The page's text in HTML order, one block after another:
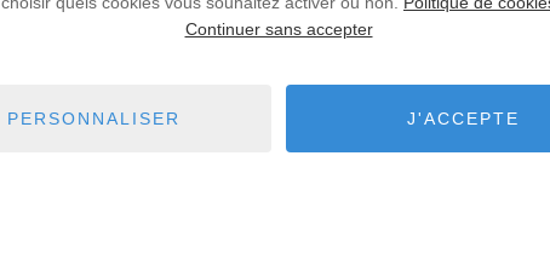
Continuer sans accepter
PERSONNALISER J'ACCEPTE